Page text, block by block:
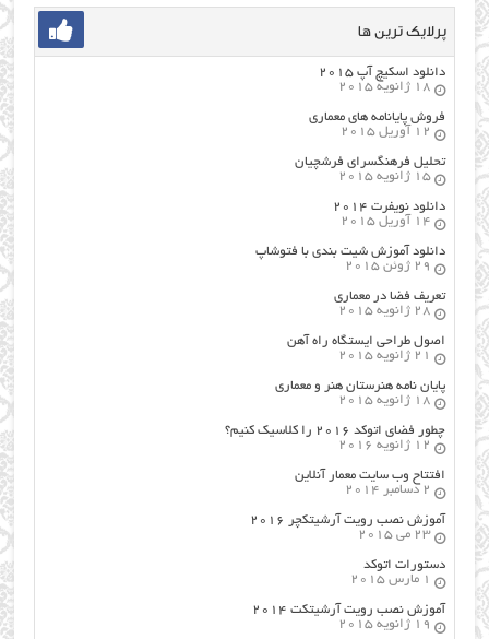
پرلایک ترین ها
دانلود اسکیچ آپ ۲۰۱۵
18 ژانویه 2015
فروش پایانامه های معماری
12 آوریل 2015
تحلیل فرهنگسرای فرشچیان
15 ژانویه 2015
دانلود نویفرت ۲۰۱۴
14 آوریل 2015
دانلود آموزش شیت بندی با فتوشاپ
29 ژوئن 2015
تعریف فضا در معماری
28 ژانویه 2015
اصول طراحي ایستگاه راه آهن
21 ژانویه 2015
پایان نامه هنرستان هنر و معماري
18 ژانویه 2015
چطور فضای اتوکد ۲۰۱۶ را کلاسیک کنیم؟
12 ژانویه 2016
افتتاح وب سایت معمار آنلاین
2 دسامبر 2014
آموزش نصب رویت آرشیتکچر ۲۰۱۶
23 می 2015
دستورات اتوکد
1 مارس 2015
آموزش نصب رویت آرشیتکت ۲۰۱۴
19 ژانویه 2015